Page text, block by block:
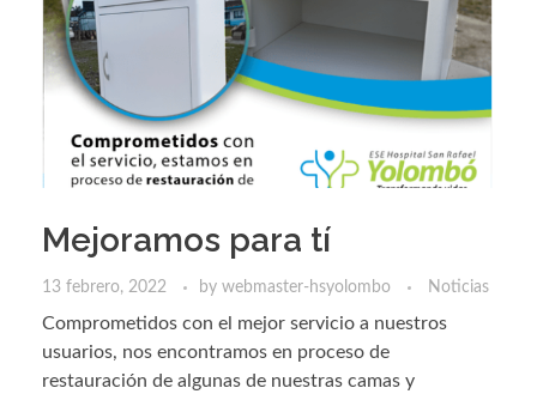
Mejoramos para tí
13 febrero, 2022 by webmaster-hsyolombo Noticias
Comprometidos con el mejor servicio a nuestros
usuarios, nos encontramos en proceso de
restauración de algunas de nuestras camas y